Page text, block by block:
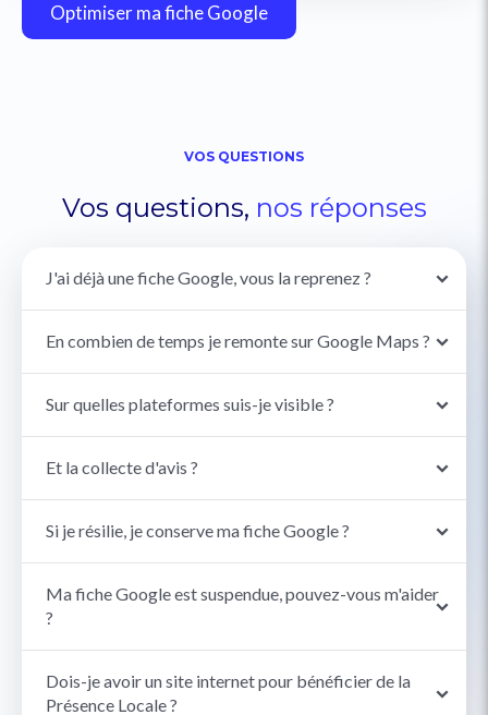
Optimiser ma fiche Google
VOS QUESTIONS
Vos questions, nos réponses
J'ai déjà une fiche Google, vous la reprenez ?
En combien de temps je remonte sur Google Maps ?
Sur quelles plateformes suis-je visible ?
Et la collecte d'avis ?
Si je résilie, je conserve ma fiche Google ?
Ma fiche Google est suspendue, pouvez-vous m'aider
?
Dois-je avoir un site internet pour bénéficier de la
Présence Locale ?